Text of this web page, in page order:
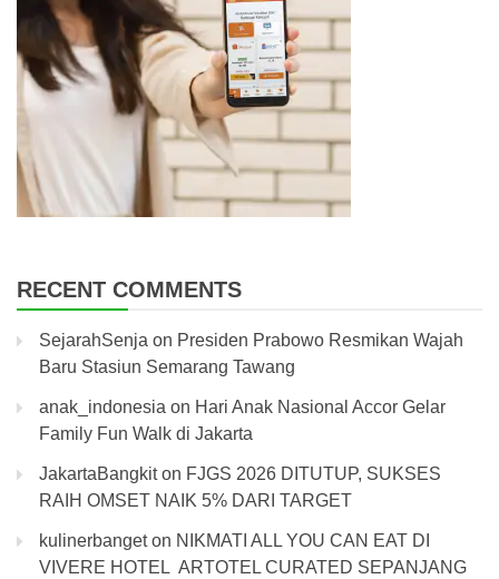
RECENT COMMENTS
SejarahSenja on Presiden Prabowo Resmikan Wajah
Baru Stasiun Semarang Tawang
anak_indonesia on Hari Anak Nasional Accor Gelar
Family Fun Walk di Jakarta
JakartaBangkiton FJGS 2026 DITUTUP, SUKSES
RAIH OMSET NAIK 5% DARI TARGET
kulinerbangeton NIKMATI ALL YOU CAN EAT DI
VIVERE HOTEL ARTOTEL CURATED SEPANJANG